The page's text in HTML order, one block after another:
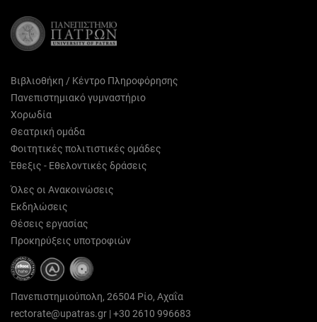
Βιβλιοθήκη / Κέντρο Πληροφόρησης
Πανεπιστημιακό γυμναστήριο
Χορωδία
Θεατρική ομάδα
Φοιτητικές πολιτιστικές ομάδες
Έθεξις - Εθελοντικές δράσεις
Όλες οι Ανακοινώσεις
Εκδηλώσεις
Θέσεις εργασίας
Προκηρύξεις υποτροφιών
Πανεπιστημιούπολη, 26504 Ρίο, Αχαΐα
rectorate@upatras.gr |+30 2610 996683